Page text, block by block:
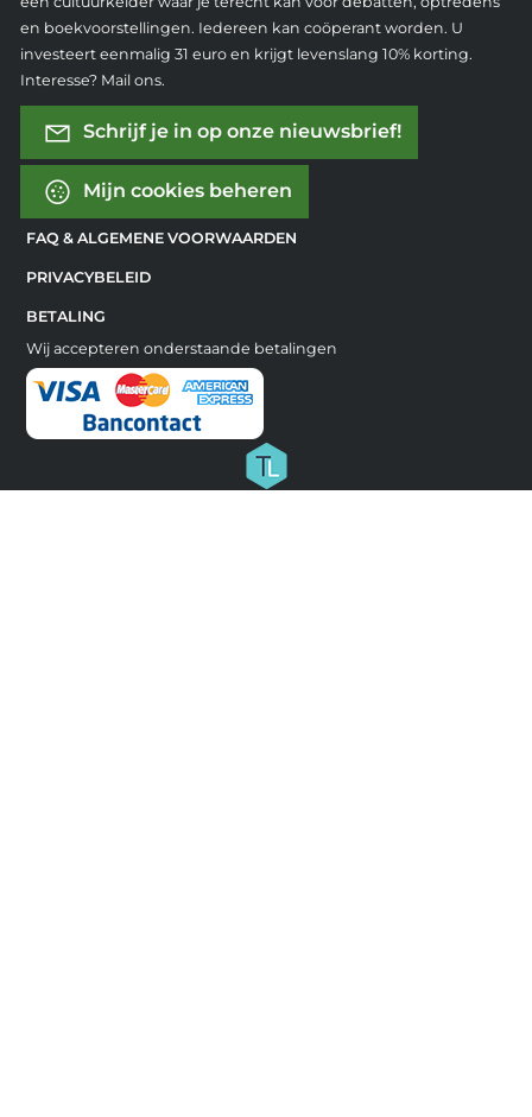
en boekvoorstellingen. Iedereen kan coöperant worden. U
investeert eenmalig 31 euro en krijgt levenslang 10% korting.
Interesse? Mail ons.
Schrijf je in op onze nieuwsbrief!
Mijn cookies beheren
FAQ & ALGEMENE VOORWAARDEN
PRIVACYBELEID
BETALING
Wij accepteren onderstaande betalingen